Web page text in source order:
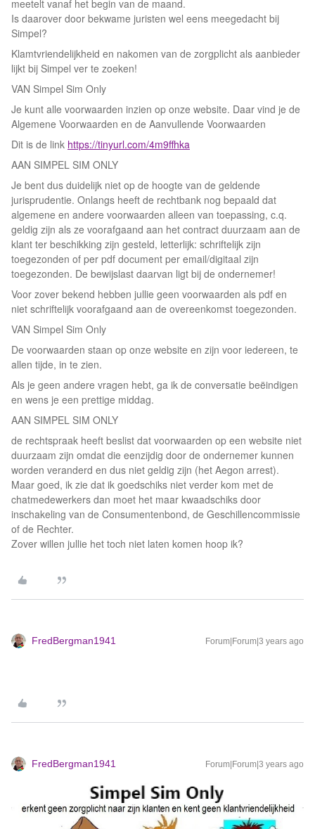
meetelt vanaf het begin van de maand.
Is daarover door bekwame juristen wel eens meegedacht bij
Simpel?
Klamtvriendelijkheid en nakomen van de zorgplicht als aanbieder
lijkt bij Simpel ver te zoeken!
VAN Simpel Sim Only
Je kunt alle voorwaarden inzien op onze website. Daar vind je de
Algemene Voorwaarden en de Aanvullende Voorwaarden
Dit is de link https://tinyurl.com/4m9ffhka
AAN SIMPEL SIM ONLY
Je bent dus duidelijk niet op de hoogte van de geldende
jurisprudentie. Onlangs heeft de rechtbank nog bepaald dat
algemene en andere voorwaarden alleen van toepassing, c.q.
geldig zijn als ze voorafgaand aan het contract duurzaam aan de
klant ter beschikking zijn gesteld, letterlijk: schriftelijk zijn
toegezonden of per pdf document per email/digitaal zijn
toegezonden. De bewijslast daarvan ligt bij de ondernemer!
Voor zover bekend hebben jullie geen voorwaarden als pdf en
niet schriftelijk voorafgaand aan de overeenkomst toegezonden.
VAN Simpel Sim Only
De voorwaarden staan op onze website en zijn voor iedereen, te
allen tijde, in te zien.
Als je geen andere vragen hebt, ga ik de conversatie beëindigen
en wens je een prettige middag.
AAN SIMPEL SIM ONLY
de rechtspraak heeft beslist dat voorwaarden op een website niet
duurzaam zijn omdat die eenzijdig door de ondernemer kunnen
worden veranderd en dus niet geldig zijn (het Aegon arrest).
Maar goed, ik zie dat ik goedschiks niet verder kom met de
chatmedewerkers dan moet het maar kwaadschiks door
inschakeling van de Consumentenbond, de Geschillencommissie
of de Rechter.
Zover willen jullie het toch niet laten komen hoop ik?
FredBergman1941 Forum|Forum|3 years ago
FredBergman1941 Forum|Forum|3 years ago